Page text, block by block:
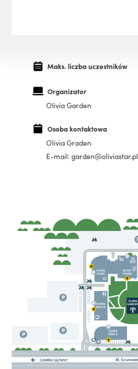
Maks. liczba uczestników
Organizator
Olivia Garden
Osoba kontaktowa
Olivia Graden
E-mail: garden@oliviastar.pl